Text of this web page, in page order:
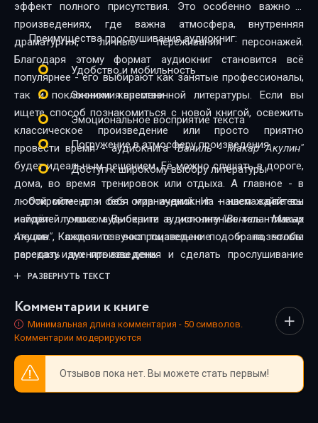
эффект полного присутствия. Это особенно важно в
произведениях, где важна атмосфера, внутренняя
драматургия, личные переживания персонажей.
Благодаря этому формат аудиокниг становится всё
популярнее - его выбирают как занятые профессионалы,
так и поклонники качественной литературы. Если вы
ищете способ познакомиться с новой книгой, освежить
классическое произведение или просто приятно
провести время - аудиокнига"Ваниль - Макар Акулин"
будет идеальным решением. Её можно слушать в дороге,
дома, во время тренировок или отдыха. А главное - в
любой момент и без ограничений. На нашем сайте вы
найдёте лучшие аудиокниги в исполнении талантливых
чтецов. Каждая озвучка тщательно подобрана, чтобы
передать дух произведения и сделать прослушивание
максимально комфортным. Новинки и классика,
собрали всё, чтобы каждый нашёл книгу по душе.
Преимущества прослушивания аудиокниг:
Удобство и мобильность
Экономия времени
Эмоциональное восприятие текста
Погружение в атмосферу произведения
Доступ к широкому выбору литературы
Откройте для себя мир аудиокниг - наслаждайтесь
историей голосом. Выберите аудиокнигу"Ваниль - Макар
Акулин", включите воспроизведение - и позвольте
рассказу изменить ваш день.
РАЗВЕРНУТЬ ТЕКСТ
Комментарии к книге
Минимальная длина комментария - 50 символов.
Комментарии модерируются
Отзывов пока нет. Вы можете стать первым!